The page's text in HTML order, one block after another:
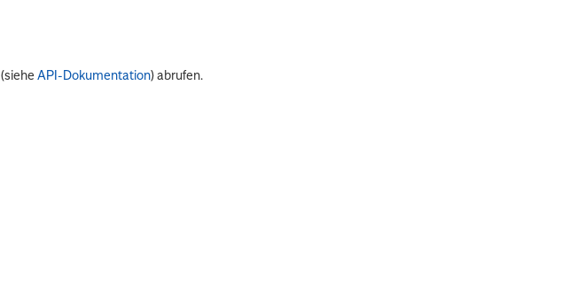
(sieheAPI-Dokumentation) abrufen.